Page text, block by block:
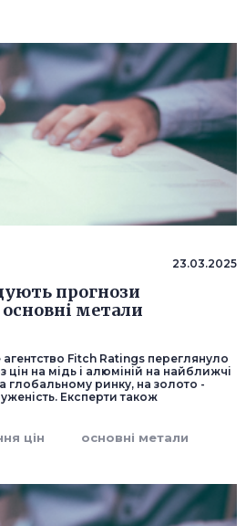
23.03.2025
прогнози
метали
Fitch Ratings переглянуло
цін на мідь і алюміній на найближчі
глобальному ринку, на золото -
Експерти також
цін основні метали